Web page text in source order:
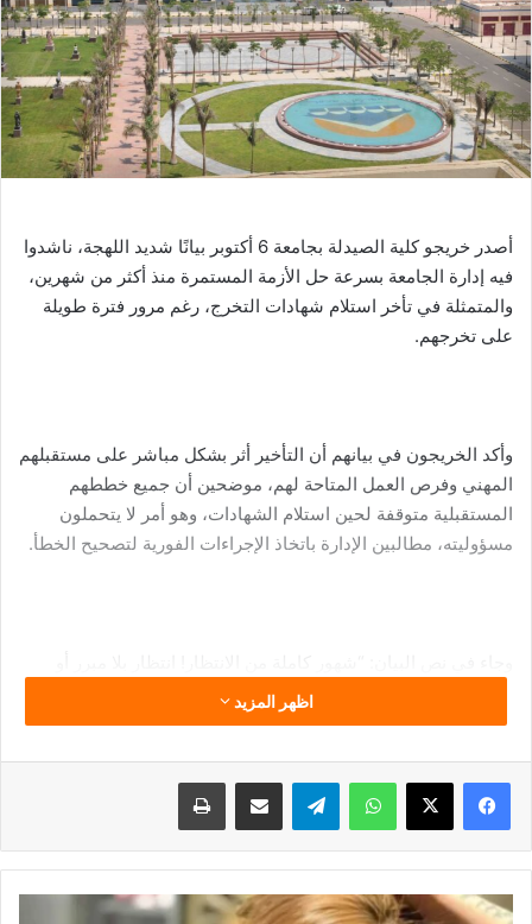
أصدر خريجو كلية الصيدلة بجامعة 6 أكتوبر بيانًا شديد اللهجة، ناشدوا
فيه إدارة الجامعة بسرعة حل الأزمة المستمرة منذ أكثر من شهرين،
والمتمثلة في تأخر استلام شهادات التخرج، رغم مرور فترة طويلة
على تخرجهم.
وأكد الخريجون في بيانهم أن التأخير أثر بشكل مباشر على مستقبلهم
المهني وفرص العمل المتاحة لهم، موضحين أن جميع خططهم
المستقبلية متوقفة لحين استلام الشهادات، وهو أمر لا يتحملون
مسؤوليته، مطالبين الإدارة باتخاذ الإجراءات الفورية لتصحيح الخطأ.
تفسير مقنع. بعد سنوات من الدراسة، وسهر الليالي، وبذل مجهود
جبار، نجد أنفسنا عالقين في حلقة بيروقراطية لا نهاية لها. أكثر من
المقاييس”.
وأضاف البيان: “كيف يمكن أن يحدث هذا؟ كيف لجامعة بحجم 6
اظهر المزيد
فيسبوك ‫X واتساب تيلقرام مشاركة عبر البريد طباعة
حبس